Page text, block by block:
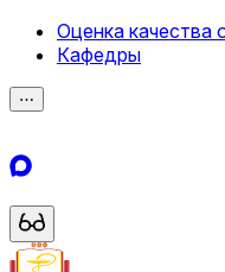
Оценка качества
Кафедры
⋯